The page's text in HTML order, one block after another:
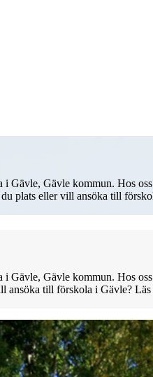
Gävle kommun. Hos
plats eller vill ansöka till
Gävle kommun. Hos
till förskola i Gävle?